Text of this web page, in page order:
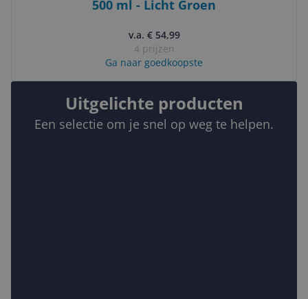
500 ml - Licht Groen
v.a. € 54,99
4 prijzen
Ga naar goedkoopste
Uitgelichte producten
Een selectie om je snel op weg te helpen.